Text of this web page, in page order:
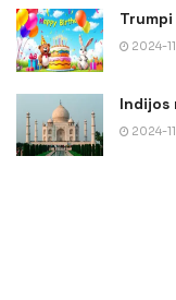
2024-
Indijos
2024-